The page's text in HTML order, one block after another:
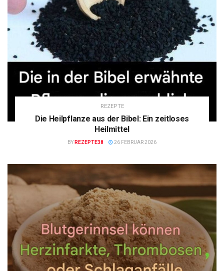
REZEPTE
Die Heilpflanze aus der Bibel: Ein zeitloses
Heilmittel
BY REZEPTE38 26 FEBRUAR 2026